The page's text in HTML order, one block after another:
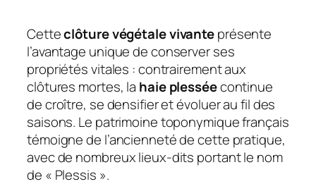
Cetteclôture végétale vivanteprésente
l’avantage unique de conserver ses
propriétés vitales : contrairement aux
clôtures mortes, la haie plesséecontinue
de croître, se densifier et évoluer au fil des
saisons. Le patrimoine toponymique français
témoigne de l’ancienneté de cette pratique,
avec de nombreux lieux-dits portant le nom
de « Plessis ».